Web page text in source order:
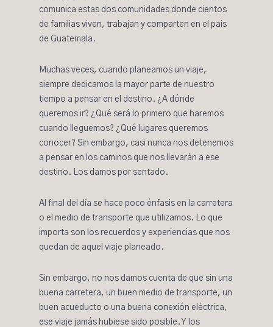
comunica estas dos comunidades donde cientos
de familias viven, trabajan y comparten en el pais
de Guatemala.
Muchas veces, cuando planeamos un viaje,
siempre dedicamos la mayor parte de nuestro
tiempo a pensar en el destino. ¿A dónde
queremos ir? ¿Qué será lo primero que haremos
cuando lleguemos? ¿Qué lugares queremos
conocer? Sin embargo, casi nunca nos detenemos
a pensar en los caminos que nos llevarán a ese
destino. Los damos por sentado.
Al final del día se hace poco énfasis en la carretera
o el medio de transporte que utilizamos. Lo que
importa son los recuerdos y experiencias que nos
quedan de aquel viaje planeado.
Sin embargo, no nos damos cuenta de que sin una
buena carretera, un buen medio de transporte, un
buen acueducto o una buena conexión eléctrica,
ese viaje jamás hubiese sido posible. Y los